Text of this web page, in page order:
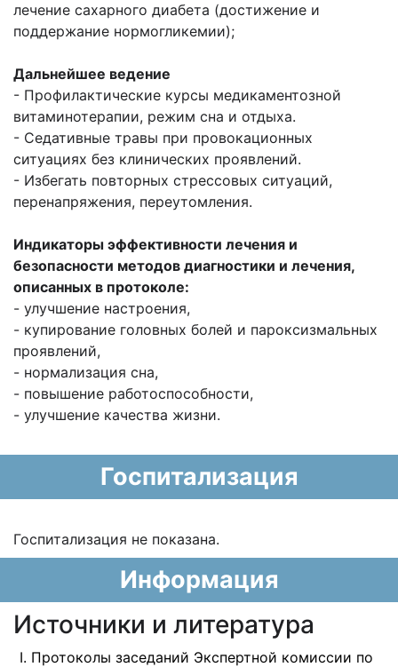
лечение сахарного диабета (достижение и
поддержание нормогликемии);
Дальнейшее ведение
- Профилактические курсы медикаментозной
витаминотерапии, режим сна и отдыха.
- Седативные травы при провокационных
ситуациях без клинических проявлений.
- Избегать повторных стрессовых ситуаций,
перенапряжения, переутомления.
Индикаторы эффективности лечения и
безопасности методов диагностики и лечения,
описанных в протоколе:
- улучшение настроения,
- купирование головных болей и пароксизмальных
проявлений,
- нормализация сна,
- повышение работоспособности,
- улучшение качества жизни.
Госпитализация
Госпитализация не показана.
Информация
Источники и литература
Протоколы заседаний Экспертной комиссии по